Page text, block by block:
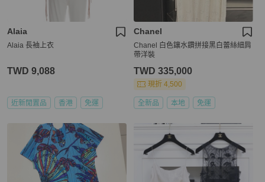
Alaia
Alaia 長袖上衣
TWD 9,088
近新閒置品 香港 免運
Chanel
Chanel 白色鑲水鑽拼接黑白蕾絲細肩
帶洋裝
TWD 335,000
現折 4,500
全新品 本地 免運